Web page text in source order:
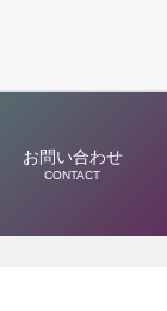
お問い合わせ
CONTACT